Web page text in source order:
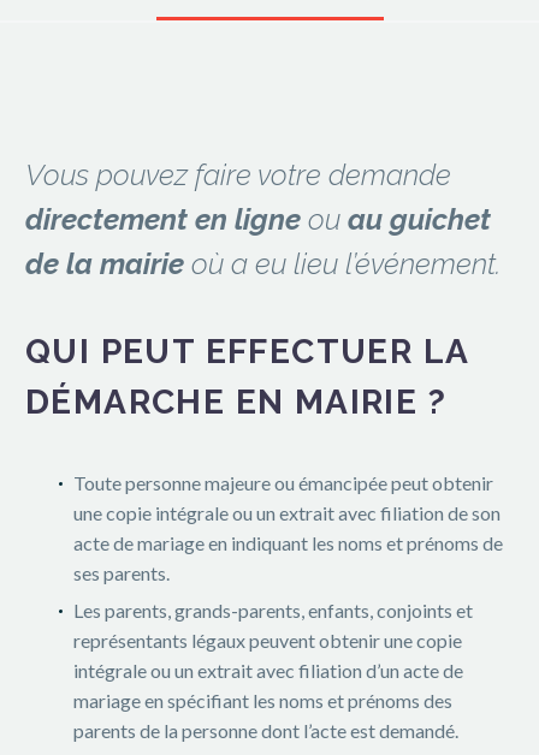
Vous pouvez faire votre demande
directement en ligne ou au guichet
de la mairie où a eu lieu l’événement.
QUI PEUT EFFECTUER LA
DÉMARCHE EN MAIRIE ?
Toute personne majeure ou émancipée peut obtenir
une copie intégrale ou un extrait avec filiation de son
acte de mariage en indiquant les noms et prénoms de
ses parents.
Les parents, grands-parents, enfants, conjoints et
représentants légaux peuvent obtenir une copie
intégrale ou un extrait avec filiation d’un acte de
mariage en spécifiant les noms et prénoms des
parents de la personne dont l’acte est demandé.